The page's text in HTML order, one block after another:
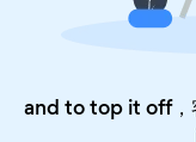
and to top it off，